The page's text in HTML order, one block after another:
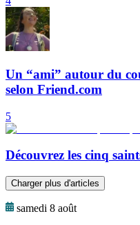
Un “ami” autour du
selon Friend.com
5
Découvrez les cinq
Charger plus d'articles
samedi 8 août